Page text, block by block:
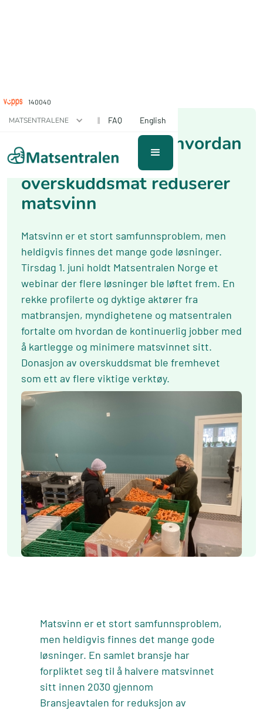
140040
MATSENTRALENE || FAQ English
Bransjeavtalen og hvordan
donasjon av
overskuddsmat reduserer
matsvinn
Matsvinn er et stort samfunnsproblem, men
heldigvis finnes det mange gode løsninger.
Tirsdag 1. juni holdt Matsentralen Norge et
webinar der flere løsninger ble løftet frem. En
rekke profilerte og dyktige aktører fra
matbransjen, myndighetene og matsentralen
fortalte om hvordan de kontinuerlig jobber med
å kartlegge og minimere matsvinnet sitt.
Donasjon av overskuddsmat ble fremhevet
som ett av flere viktige verktøy.
Matsvinn er et stort samfunnsproblem,
men heldigvis finnes det mange gode
løsninger. En samlet bransje har
forpliktet seg til å halvere matsvinnet
sitt innen 2030 gjennom
Bransjeavtalen for reduksjon av